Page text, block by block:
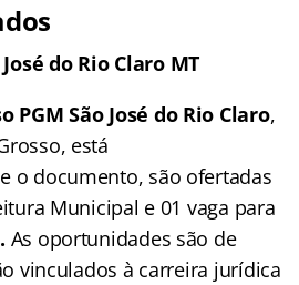
do Rio Claro MT
PGM São José do Rio Claro,
está
o documento, são ofertadas
Municipal e 01 vaga para
. As oportunidades são de
vinculados à carreira jurídica